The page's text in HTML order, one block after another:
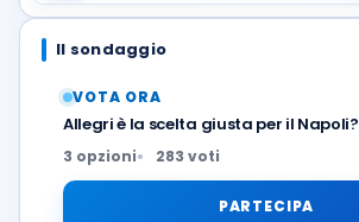
Il sondaggio
VOTA ORA
Allegri è la scelta giusta per il Napoli?
3 opzioni 283 voti
PARTECIPA